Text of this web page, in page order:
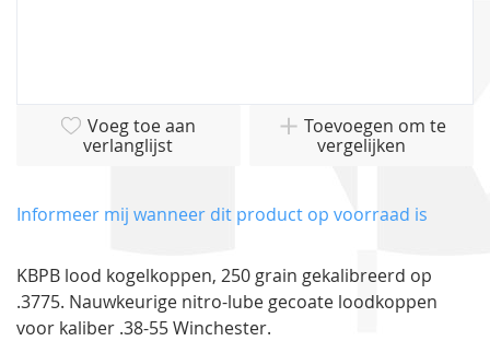
van
gallerij
Voeg toe aan
verlanglijst
Toevoegen om te
vergelijken
Informeer mij wanneer dit product op voorraad is
KBPB lood kogelkoppen, 250 grain gekalibreerd op
.3775. Nauwkeurige nitro-lube gecoate loodkoppen
voor kaliber .38-55 Winchester.